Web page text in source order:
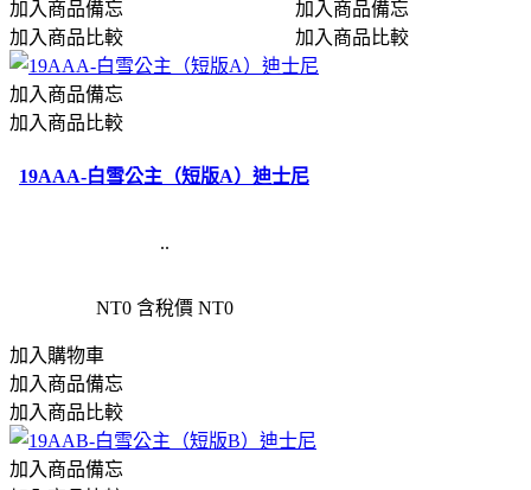
加入商品備忘
加入商品比較
加入商品備忘
加入商品比較
加入商品備忘
加入商品比較
19AAA-白雪公主（短版A）迪士尼
..
NT0 含稅價 NT0
加入購物車
加入商品備忘
加入商品比較
加入商品備忘